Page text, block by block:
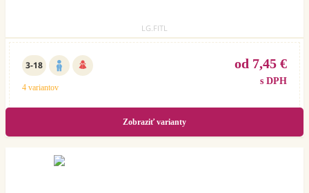
LG.FITL
3-18
4 variantov
od 7,45 €
s DPH
Zobraziť varianty